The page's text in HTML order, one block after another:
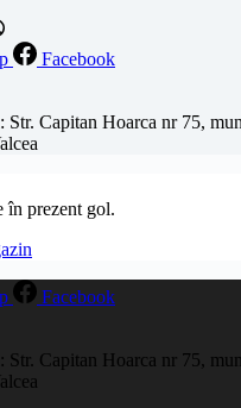
Facebook
Str. Capitan Hoarca nr 75,
în prezent gol.
Facebook
Str. Capitan Hoarca nr 75,